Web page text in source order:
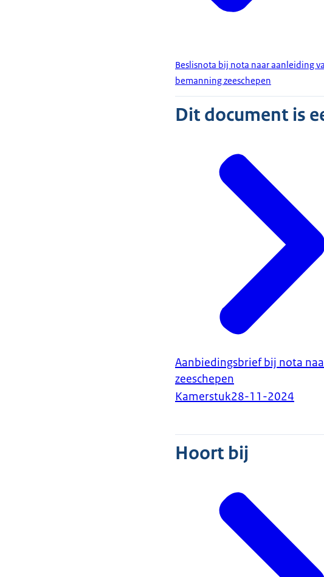
Beslisnota bij nota naar aanleiding
bemanning zeeschepen
Dit document is
Aanbiedingsbrief bij nota
zeeschepen
Kamerstuk28-11-2024
Hoort bij